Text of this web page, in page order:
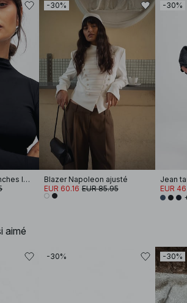
Haut Soft Line à manches longues et col cheminée
-30%
Blazer Napoleon ajusté
EUR 60.16 EUR 85.95
-30%
Jean
EUR
aimé
-30% -30%